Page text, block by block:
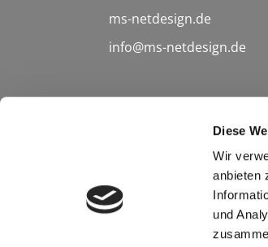
Diese
Wir
anbieten
und
ms-netdesign.de
info@ms-netdesign.de
HOME WHAT WE DO
MS NetDesign - Digital